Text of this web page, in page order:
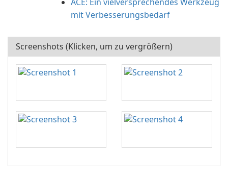
mit Verbesserungsbedarf
Screenshots (Klicken, um zu vergrößern)